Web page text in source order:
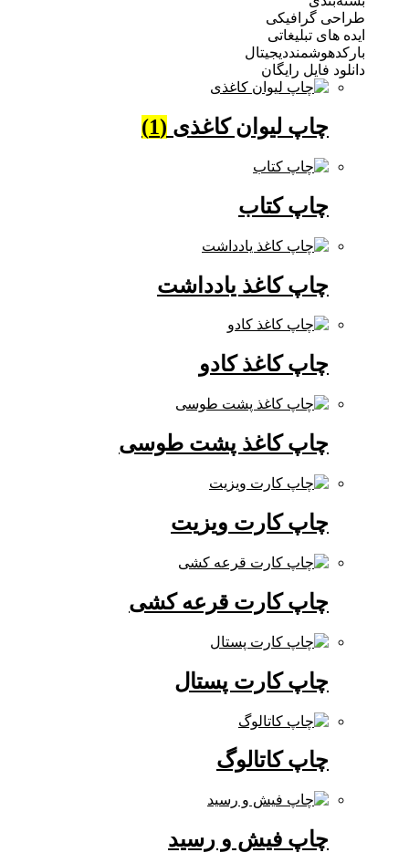
گرافیکی
تبلیغاتی
فایل رایگان
چاپ لیوان کاغذی(1)
چاپ کتاب
چاپ کاغذ یادداشت
چاپ کاغذ کادو
چاپ کاغذ پشت طوسی
چاپ کارت ویزیت
چاپ کارت قرعه کشی
چاپ کارت پستال
چاپ کاتالوگ
چاپ فیش و رسید